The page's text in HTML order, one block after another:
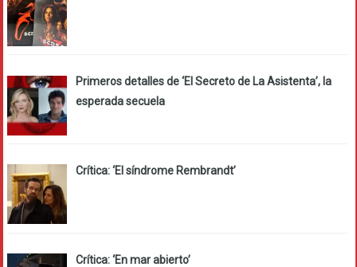
Primeros detalles de ‘El Secreto de La Asistenta’, la
esperada secuela
Crítica: ‘El síndrome Rembrandt’
Crítica: ‘En mar abierto’